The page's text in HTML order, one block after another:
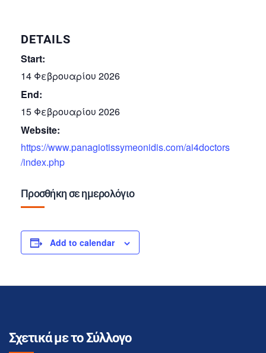
DETAILS
Start:
14 Φεβρουαρίου 2026
End:
15 Φεβρουαρίου 2026
Website:
https://www.panagiotissymeonidis.com/ai4doctors
/index.php
Προσθήκη σε ημερολόγιο
Add to calendar
Σχετικά με το Σύλλογο